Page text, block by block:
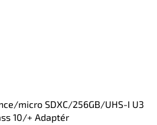
micro SDXC/256GB/UHS-I U3
10/+ Adaptér